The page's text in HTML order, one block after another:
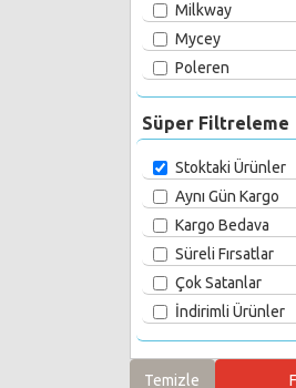
Milkway
Mycey
Poleren
Süper Filtreleme
Stoktaki Ürünler
Aynı Gün Kargo
Kargo Bedava
Süreli Fırsatlar
Çok Satanlar
İndirimli Ürünler